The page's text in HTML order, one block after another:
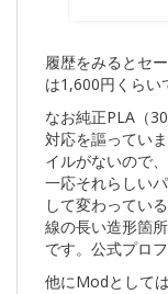
履歴をみるとセ
は1,600円くらい
なお純正PLA（
対応を謳ってい
イルがないので
一応それらしい
して変わってい
線の長い造形箇
です。公式プロ
他にModとして